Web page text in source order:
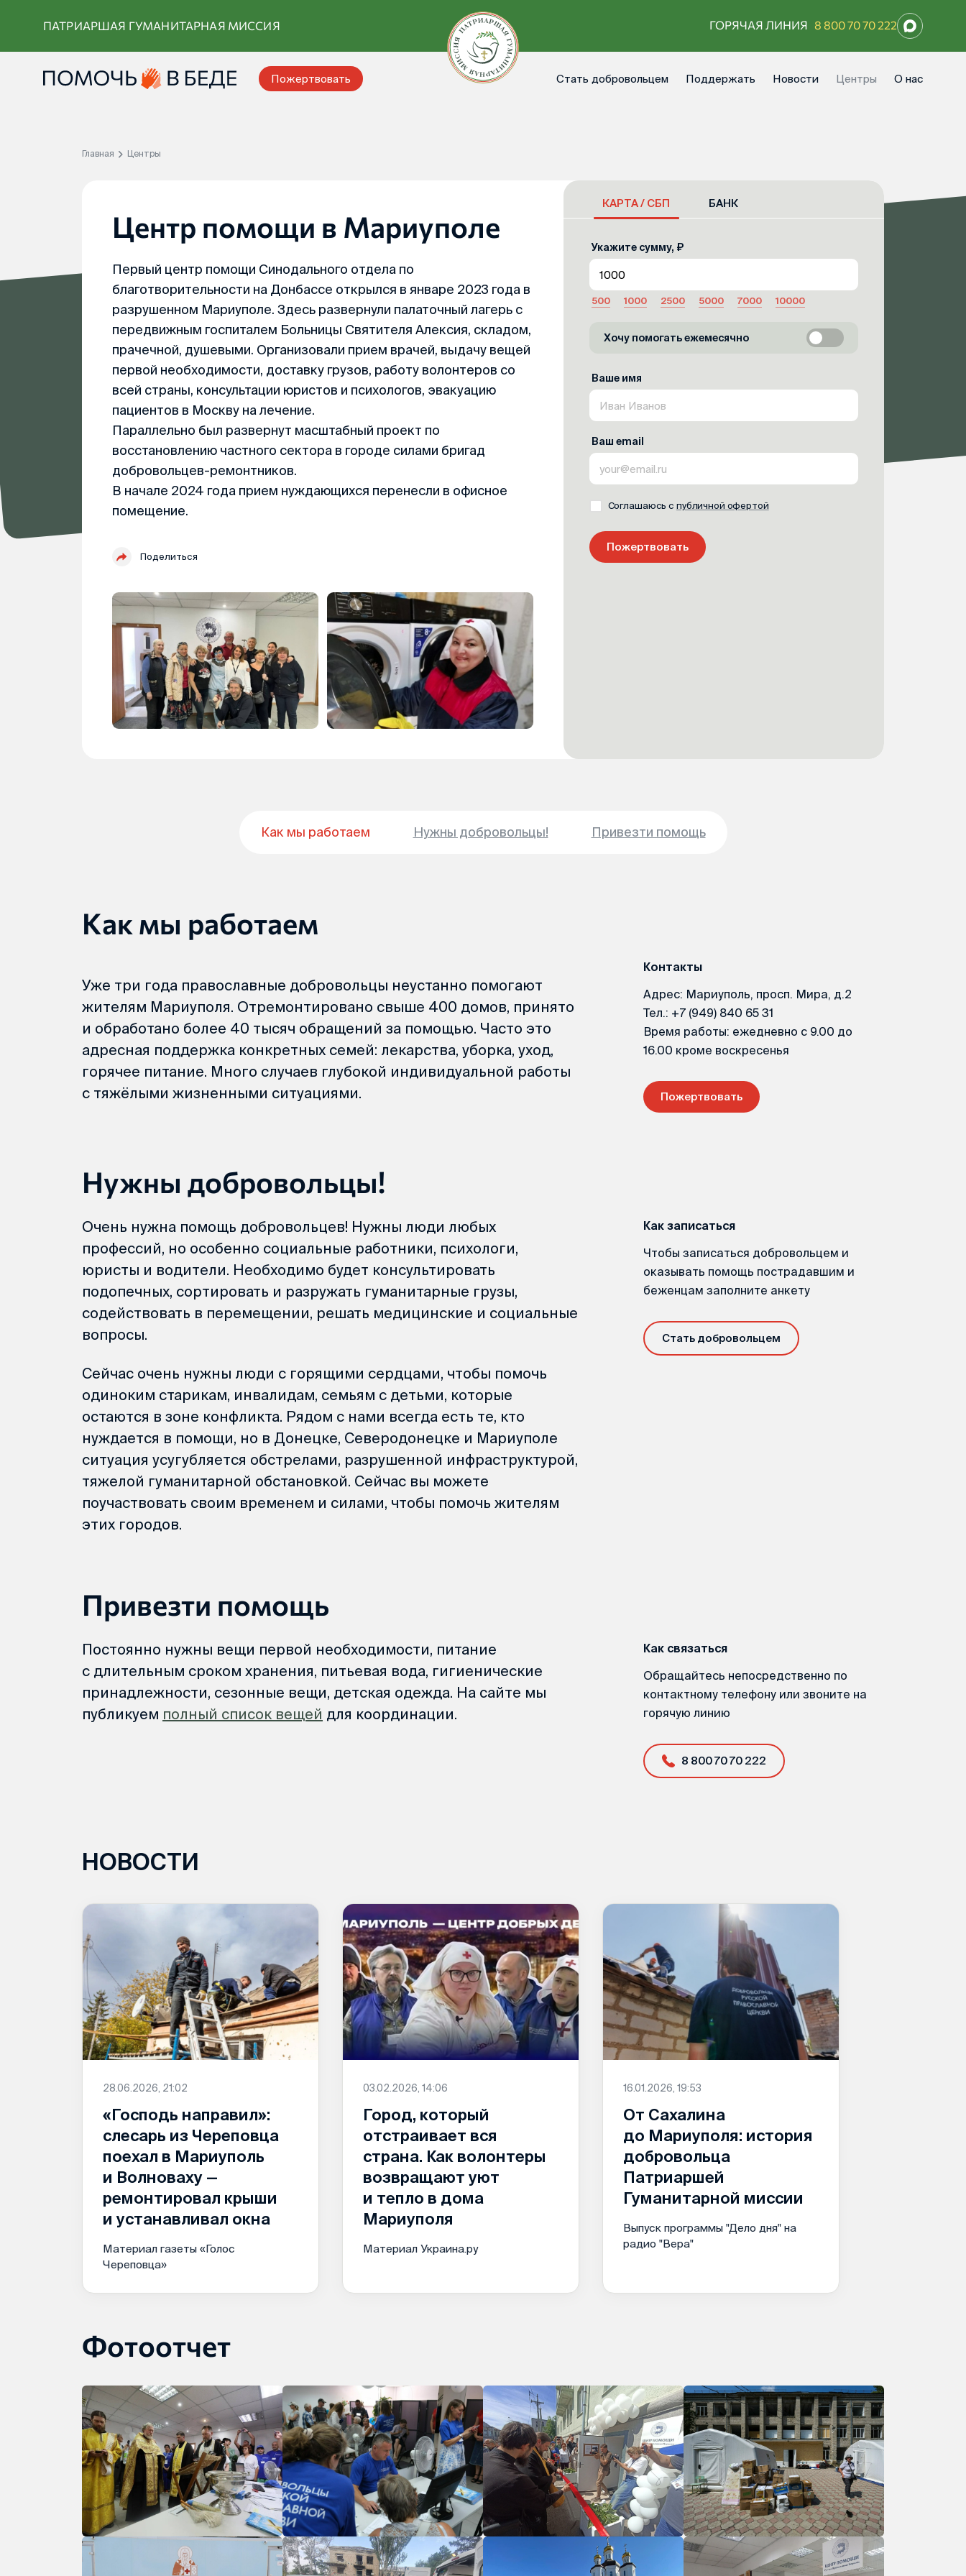
ПАТРИАРШАЯ ГУМАНИТАРНАЯ МИССИЯ ГОРЯЧАЯ ЛИНИЯ 8 800 70 70 222
Пожертвовать Стать добровольцем Поддержать Новости Центры О нас
Главная Центры
Центр помощи в Мариуполе
Первый центр помощи Синодального отдела по
благотворительности на Донбассе открылся в январе 2023 года в
разрушенном Мариуполе. Здесь развернули палаточный лагерь с
передвижным госпиталем Больницы Святителя Алексия, складом,
прачечной, душевыми. Организовали прием врачей, выдачу вещей
первой необходимости, доставку грузов, работу волонтеров со
всей страны, консультации юристов и психологов, эвакуацию
пациентов в Москву на лечение.
Параллельно был развернут масштабный проект по
восстановлению частного сектора в городе силами бригад
добровольцев-ремонтников.
В начале 2024 года прием нуждающихся перенесли в офисное
помещение.
Поделиться
КАРТА / СБП БАНК
Укажите сумму, ₽
500 1000 2500 5000 7000 10000
Хочу помогать ежемесячно
Ваше имя
Ваш email
Соглашаюсь с публичной офертой
Пожертвовать
Как мы работаем Нужны добровольцы! Привезти помощь
Как мы работаем
Уже три года православные добровольцы неустанно помогают
жителям Мариуполя. Отремонтировано свыше 400 домов, принято
и обработано более 40 тысяч обращений за помощью. Часто это
адресная поддержка конкретных семей: лекарства, уборка, уход,
горячее питание. Много случаев глубокой индивидуальной работы
с тяжёлыми жизненными ситуациями.
Контакты
Адрес: Мариуполь, просп. Мира, д.2
Тел.: +7 (949) 840 65 31
Время работы: ежедневно с 9.00 до
16.00 кроме воскресенья
Пожертвовать
Нужны добровольцы!
Очень нужна помощь добровольцев! Нужны люди любых
профессий, но особенно социальные работники, психологи,
юристы и водители. Необходимо будет консультировать
подопечных, сортировать и разружать гуманитарные грузы,
содействовать в перемещении, решать медицинские и социальные
вопросы.
Сейчас очень нужны люди с горящими сердцами, чтобы помочь
одиноким старикам, инвалидам, семьям с детьми, которые
остаются в зоне конфликта. Рядом с нами всегда есть те, кто
нуждается в помощи, но в Донецке, Северодонецке и Мариуполе
ситуация усугубляется обстрелами, разрушенной инфраструктурой,
тяжелой гуманитарной обстановкой. Сейчас вы можете
поучаствовать своим временем и силами, чтобы помочь жителям
этих городов.
Как записаться
Чтобы записаться добровольцем и
оказывать помощь пострадавшим и
беженцам заполните анкету
Стать добровольцем
Привезти помощь
Постоянно нужны вещи первой необходимости, питание
с длительным сроком хранения, питьевая вода, гигиенические
принадлежности, сезонные вещи, детская одежда. На сайте мы
публикуем полный список вещей для координации.
Как связаться
Обращайтесь непосредственно по
контактному телефону или звоните на
горячую линию
8 800 70 70 222
НОВОСТИ
28.06.2026, 21:02
«Господь направил»:
слесарь из Череповца
поехал в Мариуполь
и Волноваху —
ремонтировал крыши
и устанавливал окна
Материал газеты «Голос
Череповца»
03.02.2026, 14:06
Город, который
отстраивает вся
страна. Как волонтеры
возвращают уют
и тепло в дома
Мариуполя
Материал Украина.ру
16.01.2026, 19:53
От Сахалина
до Мариуполя: история
добровольца
Патриаршей
Гуманитарной миссии
Выпуск программы "Дело дня" на
радио "Вера"
Фотоотчет